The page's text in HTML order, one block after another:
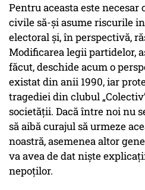
Pentru aceasta este necesar
civile să-şi asume riscurile
electoral şi, în perspectivă,
Modificarea legii partidelor,
făcut, deschide acum o
existat din anii 1990, iar
tragediei din clubul
societăţii. Dacă între noi nu
să aibă curajul să urmeze
noastră, asemenea altor
va avea de dat nişte
nepoţilor.